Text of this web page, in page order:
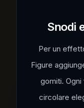
Snodi
Per un
Figure
gomiti. Ogni
circolare